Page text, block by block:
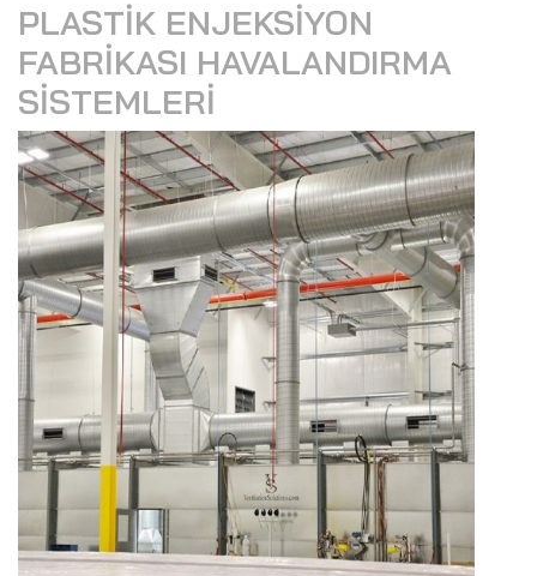
PLASTIK ENJEKSIYON
FABRIKASI HAVALANDIRMA
SISTEMLERI